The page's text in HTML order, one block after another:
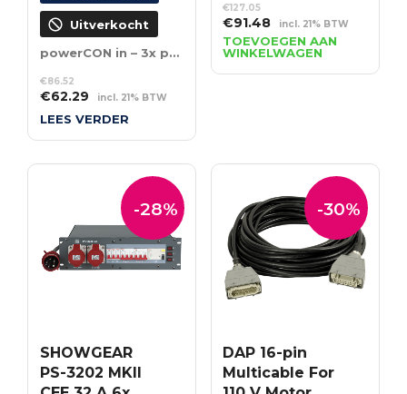
Uitverkocht
powerCON in – 3x powerCON out
€86.52
Oorspronkelijke
prijs
€62.29Huidige
prijs
incl. 21% BTW
LEES VERDER
€127.05
Oorspronkelijke
prijs
was:
€127.05.
€91.48Huidige
prijs
is:
€91.48.
incl. 21% BTW
TOEVOEGEN AAN
WINKELWAGEN
-28%
SHOWGEAR
PS-3202 MKII
-30%
DAP 16-pin
Multicable For